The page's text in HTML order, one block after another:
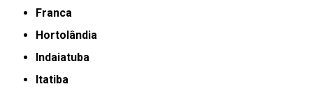
Franca
Hortolândia
Indaiatuba
Itatiba